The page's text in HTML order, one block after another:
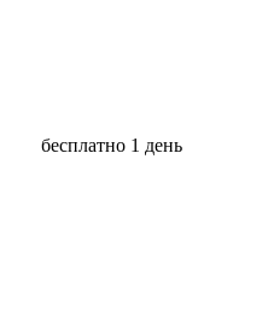
бесплатно 1 день